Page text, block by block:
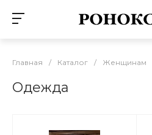
Главная / Каталог / Женщинам
Одежда